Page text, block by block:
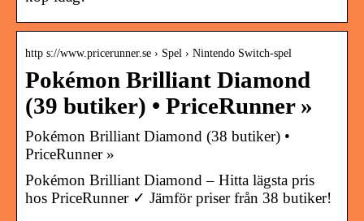
http s://www.pricerunner.se › Spel › Nintendo Switch-spel
Pokémon Brilliant Diamond
(39 butiker) • PriceRunner »
Pokémon Brilliant Diamond (38 butiker) •
PriceRunner »
Pokémon Brilliant Diamond – Hitta lägsta pris
hos PriceRunner ✓ Jämför priser från 38 butiker!